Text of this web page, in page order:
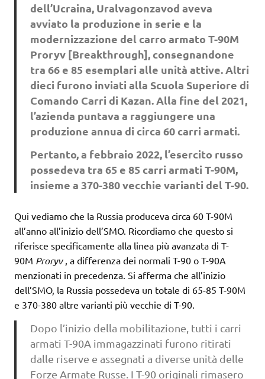
dell’Ucraina, Uralvagonzavod aveva
avviato la produzione in serie e la
modernizzazione del carro armato T-90M
Proryv [Breakthrough], consegnandone
tra 66 e 85 esemplari alle unità attive. Altri
dieci furono inviati alla Scuola Superiore di
Comando Carri di Kazan. Alla fine del 2021,
l’azienda puntava a raggiungere una
produzione annua di circa 60 carri armati.
Pertanto, a febbraio 2022, l’esercito russo
possedeva tra 65 e 85 carri armati T-90M,
insieme a 370-380 vecchie varianti del T-90.
Qui vediamo che la Russia produceva circa 60 T-90M
all’anno all’inizio dell’SMO. Ricordiamo che questo si
riferisce specificamente alla linea più avanzata di T-
90M Proryv , a differenza dei normali T-90 o T-90A
menzionati in precedenza. Si afferma che all’inizio
dell’SMO, la Russia possedeva un totale di 65-85 T-90M
e 370-380 altre varianti più vecchie di T-90.
Dopo l’inizio della mobilitazione, tutti i carri
armati T-90A immagazzinati furono ritirati
dalle riserve e assegnati a diverse unità delle
Forze Armate Russe. I T-90 originali rimasero